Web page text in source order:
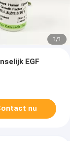
1/1
EGF
nu